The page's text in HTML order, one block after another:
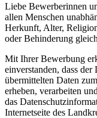
Liebe Bewerberinnen
allen Menschen
Herkunft, Alter,
oder Behinderung
Mit Ihrer Bewerbung
einverstanden, dass
übermittelten Daten
erheben, verarbeiten
das
Internetseite des